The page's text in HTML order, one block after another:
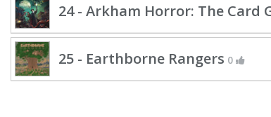
24 - Arkham Horror: The Card
25 - Earthborne Rangers 0